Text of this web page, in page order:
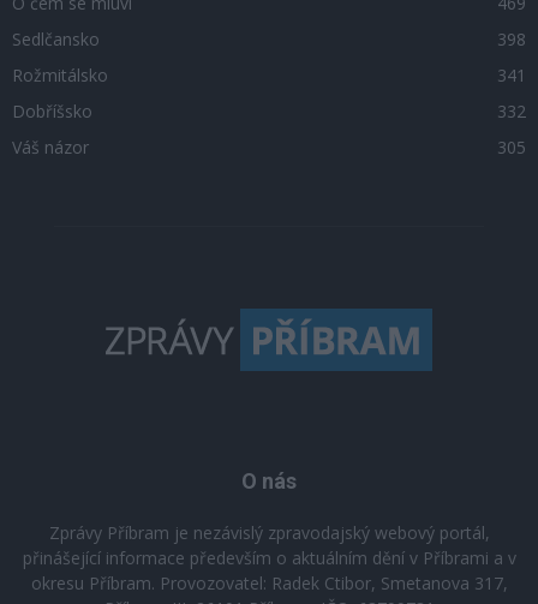
Sedlčansko
398
Rožmitálsko
341
Dobříšsko
332
Váš názor
305
O nás
Zprávy Příbram je nezávislý zpravodajský webový portál,
přinášející informace především o aktuálním dění v Příbrami a v
okresu Příbram. Provozovatel: Radek Ctibor, Smetanova 317,